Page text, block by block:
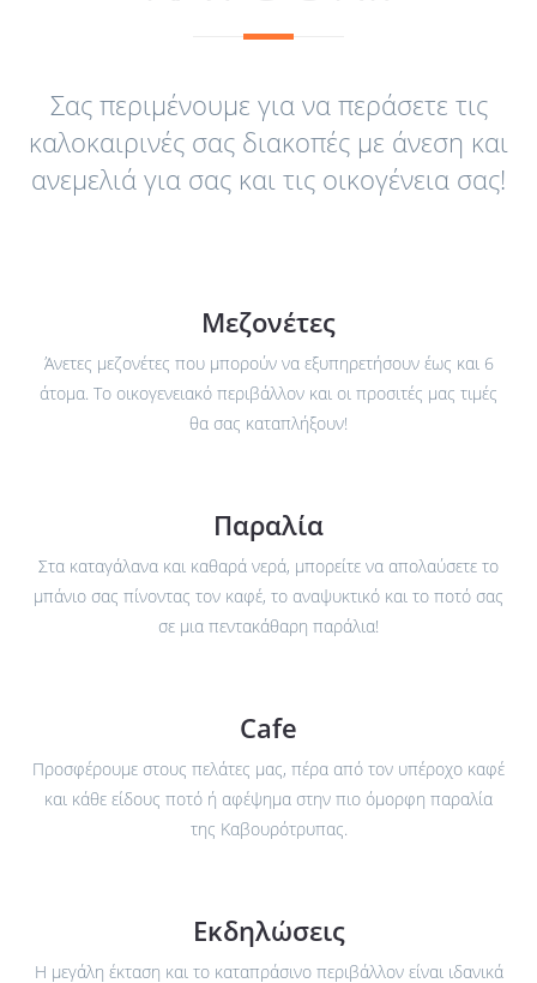
Σας περιμένουμε για να περάσετε τις
καλοκαιρινές σας διακοπές με άνεση και
ανεμελιά για σας και τις οικογένεια σας!
Μεζονέτες
Άνετες μεζονέτες που μπορούν να εξυπηρετήσουν έως και 6
άτομα. Το οικογενειακό περιβάλλον και οι προσιτές μας τιμές
θα σας καταπλήξουν!
Παραλία
Στα καταγάλανα και καθαρά νερά, μπορείτε να απολαύσετε το
μπάνιο σας πίνοντας τον καφέ, το αναψυκτικό και το ποτό σας
σε μια πεντακάθαρη παράλια!
Cafe
Προσφέρουμε στους πελάτες μας, πέρα από τον υπέροχο καφέ
και κάθε είδους ποτό ή αφέψημα στην πιο όμορφη παραλία
της Καβουρότρυπας.
Εκδηλώσεις
Η μεγάλη έκταση και το καταπράσινο περιβάλλον είναι ιδανικά